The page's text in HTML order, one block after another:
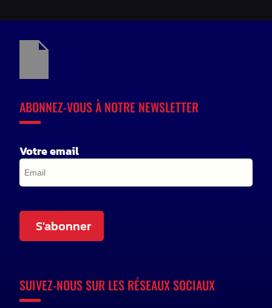
ABONNEZ-VOUS À NOTRE NEWSLETTER
Votre email
S'abonner
SUIVEZ-NOUS SUR LES RÉSEAUX SOCIAUX